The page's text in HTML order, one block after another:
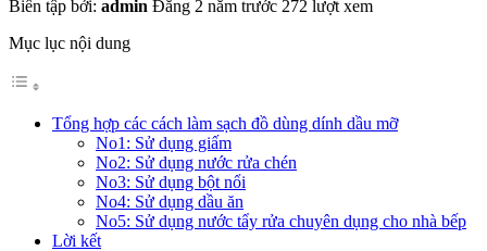
Biên tập bởi: admin Đăng 2 năm trước 272 lượt xem
Mục lục nội dung
Tổng hợp các cách làm sạch đồ dùng dính dầu mỡ
No1: Sử dụng giấm
No2: Sử dụng nước rửa chén
No3: Sử dụng bột nổi
No4: Sử dụng dầu ăn
No5: Sử dụng nước tẩy rửa chuyên dụng cho nhà bếp
Lời kết